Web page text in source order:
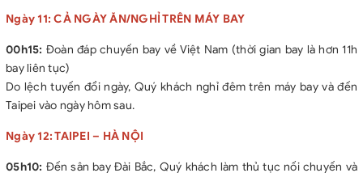
Ngày 11: CẢ NGÀY ĂN/NGHỈ TRÊN MÁY BAY
00h15: Đoàn đáp chuyến bay về Việt Nam (thời gian bay là hơn 11h
bay liên tục)
Do lệch tuyến đổi ngày, Quý khách nghỉ đêm trên máy bay và đến
Taipei vào ngày hôm sau.
Ngày 12: TAIPEI – HÀ NỘI
05h10: Đến sân bay Đài Bắc, Quý khách làm thủ tục nối chuyến và